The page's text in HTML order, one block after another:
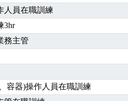
人員在職訓練
3hr
務主管
容器)操作人員在職訓練